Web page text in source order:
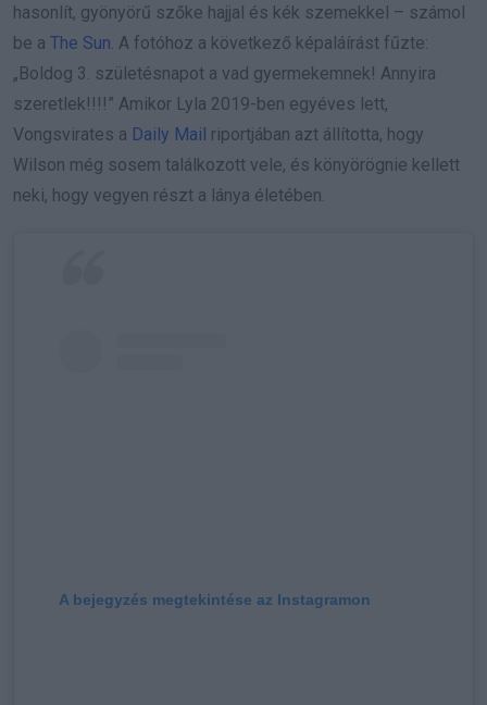
hasonlít, gyönyörű szőke hajjal és kék szemekkel – számol
be a The Sun . A fotóhoz a következő képaláírást fűzte:
„Boldog 3. születésnapot a vad gyermekemnek! Annyira
szeretlek!!!!” Amikor Lyla 2019-ben egyéves lett,
Vongsvirates a Daily Mail riportjában azt állította, hogy
Wilson még sosem találkozott vele, és könyörögnie kellett
neki, hogy vegyen részt a lánya életében.
A bejegyzés megtekintése az Instagramon